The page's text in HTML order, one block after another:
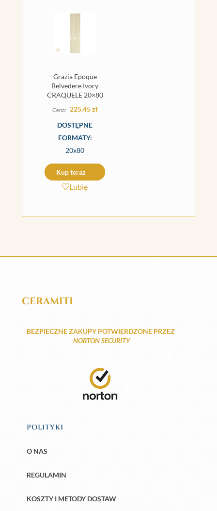
Grazia Epoque
Belvedere Ivory
CRAQUELE 20×80
225,45zł
DOSTĘPNE
FORMATY:
20x80
Kup teraz
Lubię
CERAMITI
BEZPIECZNE ZAKUPY POTWIERDZONE PRZEZ
NORTON SECURITY
POLITYKI
O NAS
REGULAMIN
KOSZTY I METODY DOSTAW